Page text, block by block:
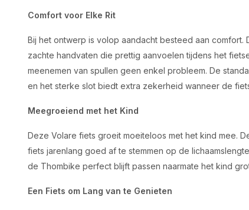
Comfort voor Elke Rit
Bij het ontwerp is volop aandacht besteed aan
zachte handvaten die prettig aanvoelen tijdens het
meenemen van spullen geen enkel probleem. De
en het sterke slot biedt extra zekerheid wanneer de
Meegroeiend met het Kind
Deze Volare fiets groeit moeiteloos met het kind mee.
fiets jarenlang goed af te stemmen op de
de Thombike perfect blijft passen naarmate het kind
Een Fiets om Lang van te Genieten